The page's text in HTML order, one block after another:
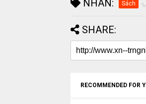
NHÃN: Sách
SHARE:
RECOMMENDED FOR